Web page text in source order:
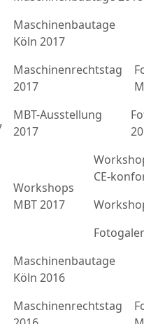
Maschinenbautage
Köln 2017
Maschinenrechtstag
2017
MBT-Ausstellung
2017
Workshops
MBT 2017
CE-
Maschinenbautage
Köln 2016
Maschinenrechtstag